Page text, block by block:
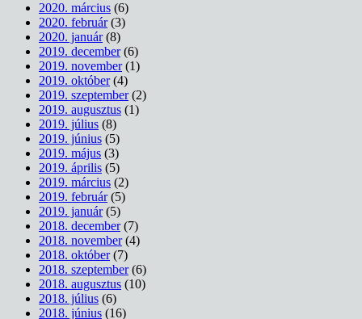
2020. március (6)
2020. február(3)
2020. január(8)
2019. december(6)
2019. november(1)
2019. október(4)
2019. szeptember(2)
2019. augusztus (1)
2019. július (8)
2019. június (5)
2019. május (3)
2019. április (5)
2019. március (2)
2019. február(5)
2019. január(5)
2018. december(7)
2018. november(4)
2018. október(7)
2018. szeptember(6)
2018. augusztus (10)
2018. július (6)
2018. június (16)